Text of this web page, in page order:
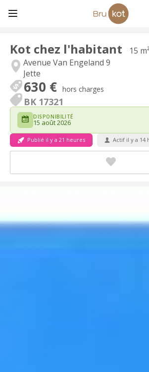
Kot chez l'habitant
15 m²
Avenue Van Engeland 9
Jette
630 € hors charges
BK 17321
DISPONIBILITÉ
15 août 2026
Publié il y a 21 heures Actif il y a 14